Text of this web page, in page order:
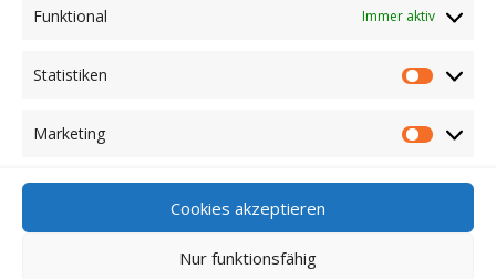
Funktional Immer aktiv
Statistiken
Marketing
Cookies akzeptieren
Nur funktionsfähig
Kontakt
Datenschutz
*Werbehinweis: Bei dieser Website handelt es sich
Kaufverträge über die dargestellten Artikel abschließen.
Für einen Kauf klicken auf die jeweiligen Links. Dann
werden Sie zu den entsprechenden Webseiten der
Verkäufern bzw. deren Online-Shops weitergeleitet.